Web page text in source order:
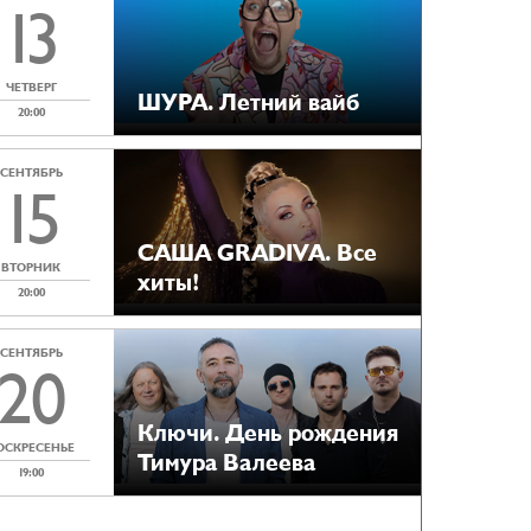
13
ЧЕТВЕРГ
20:00
ШУРА. Летний вайб
СЕНТЯБРЬ
15
ВТОРНИК
20:00
САША GRADIVA. Все
хиты!
СЕНТЯБРЬ
19:00
Ключи. День рождения
Тимура Валеева